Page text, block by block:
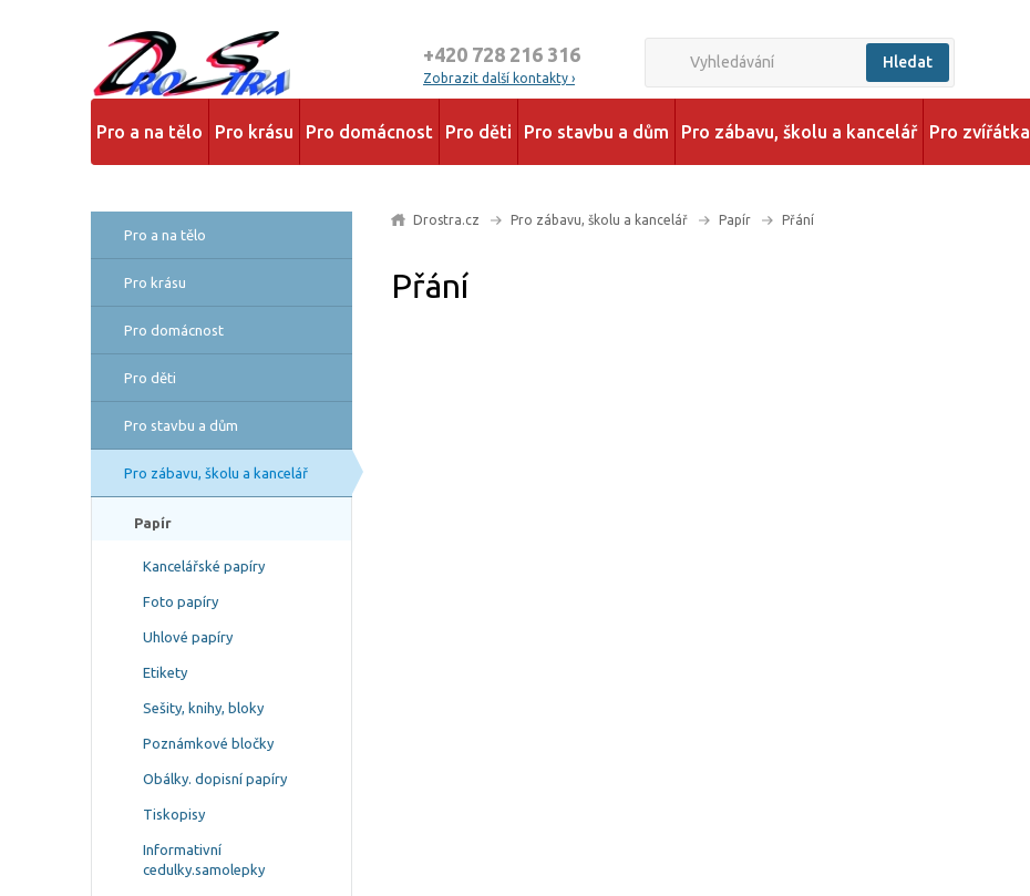
+420 728 216 316
Zobrazit další kontakty ›
Hledat
Pro a na tělo Pro krásu Pro domácnost Pro děti Pro stavbu a dům Pro zábavu, školu a kancelář Pro zvířátka
Pro a na tělo
Pro krásu
Pro domácnost
Pro děti
Pro stavbu a dům
Pro zábavu, školu a kancelář
Papír
Kancelářské papíry
Foto papíry
Uhlové papíry
Etikety
Sešity, knihy, bloky
Poznámkové bločky
Obálky. dopisní papíry
Tiskopisy
Informativní
cedulky.samolepky
Drostra.cz Pro zábavu, školu a kancelář Papír Přání
Přání